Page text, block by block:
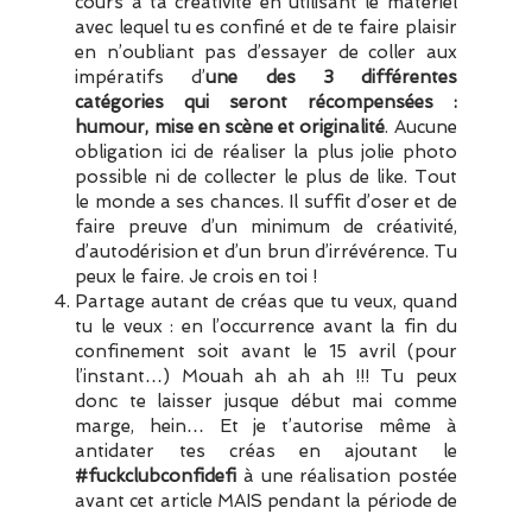
avec lequel tu es confiné et de te faire plaisir
en n’oubliant pas d’essayer de coller aux
impératifs d’une des 3 différentes
catégories qui seront récompensées :
humour, mise en scène et originalité. Aucune
obligation ici de réaliser la plus jolie photo
possible ni de collecter le plus de like. Tout
le monde a ses chances. Il suffit d’oser et de
faire preuve d’un minimum de créativité,
d’autodérision et d’un brun d’irrévérence. Tu
peux le faire. Je crois en toi !
Partage autant de créas que tu veux, quand
tu le veux : en l’occurrence avant la fin du
confinement soit avant le 15 avril (pour
l’instant…) Mouah ah ah ah !!! Tu peux
donc te laisser jusque début mai comme
marge, hein… Et je t’autorise même à
antidater tes créas en ajoutant le
#fuckclubconfidefi à une réalisation postée
avant cet article MAIS pendant la période de